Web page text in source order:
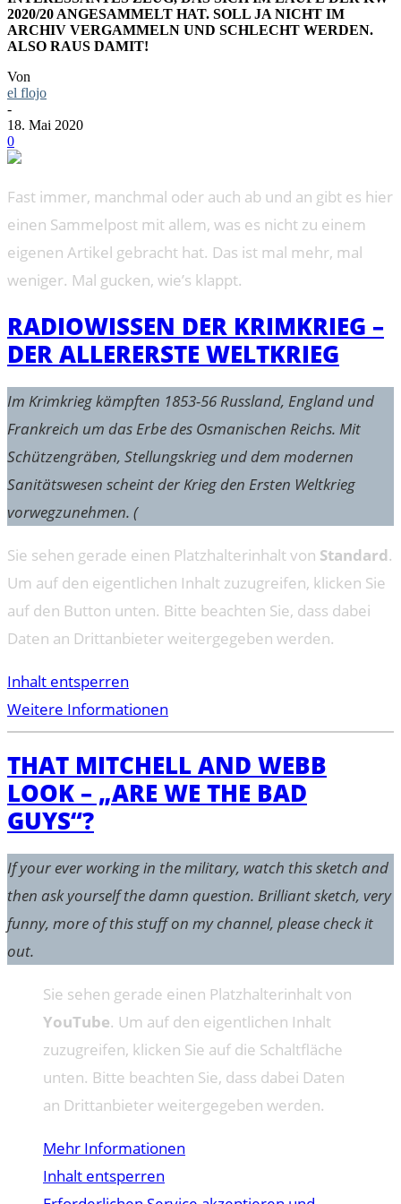
2020/20 ANGESAMMELT HAT. SOLL JA NICHT IM
ARCHIV VERGAMMELN UND SCHLECHT WERDEN.
ALSO RAUS DAMIT!
Von
el flojo
-
18. Mai 2020
0
Fast immer, manchmal oder auch ab und an gibt es hier
einen Sammelpost mit allem, was es nicht zu einem
eigenen Artikel gebracht hat. Das ist mal mehr, mal
weniger. Mal gucken, wie’s klappt.
RADIOWISSEN DER KRIMKRIEG –
DER ALLERERSTE WELTKRIEG
Im Krimkrieg kämpften 1853-56 Russland, England und
Frankreich um das Erbe des Osmanischen Reichs. Mit
Schützengräben, Stellungskrieg und dem modernen
Sanitätswesen scheint der Krieg den Ersten Weltkrieg
vorwegzunehmen. (
Sie sehen gerade einen Platzhalterinhalt von Standard.
Um auf den eigentlichen Inhalt zuzugreifen, klicken Sie
auf den Button unten. Bitte beachten Sie, dass dabei
Daten an Drittanbieter weitergegeben werden.
Inhalt entsperren
Weitere Informationen
THAT MITCHELL AND WEBB
LOOK – „ARE WE THE BAD
GUYS“?
If your ever working in the military, watch this sketch and
then ask yourself the damn question. Brilliant sketch, very
funny, more of this stuff on my channel, please check it
out.
Sie sehen gerade einen Platzhalterinhalt von
YouTube. Um auf den eigentlichen Inhalt
zuzugreifen, klicken Sie auf die Schaltfläche
unten. Bitte beachten Sie, dass dabei Daten
an Drittanbieter weitergegeben werden.
Mehr Informationen
Inhalt entsperren